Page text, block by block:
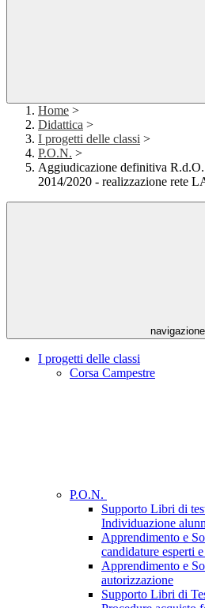
Home >
Didattica >
I progetti delle classi >
P.O.N. >
Aggiudicazione definitiva
2014/2020 - realizzazione rete
navigazione
I progetti delle classi
Corsa Campestre
P.O.N.
Supporto Libri di
Individuazione
Apprendimento e
candidature esperti
Apprendimento e
autorizzazione
Supporto Libri di